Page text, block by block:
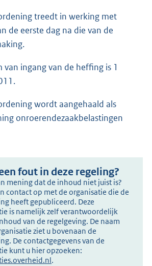
treedt in werking met
de eerste dag na die van de
van ingang van de heffing is 1
wordt aangehaald als
onroerendezaakbelastingen
fout in deze regeling?
mening dat de inhoud niet juist is?
contact op met de organisatie die de
heeft gepubliceerd. Deze
is namelijk zelf verantwoordelijk
van de regelgeving. De naam
ziet u bovenaan de
De contactgegevens van de
kunt u hier opzoeken:
.